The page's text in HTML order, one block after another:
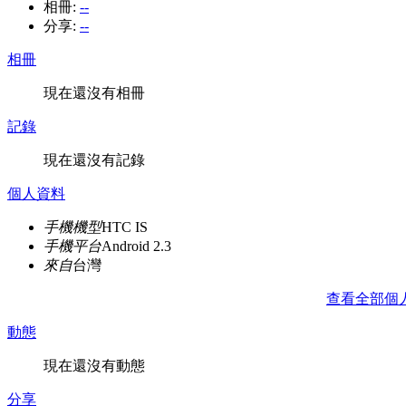
相冊: --
分享: --
相冊
現在還沒有相冊
記錄
現在還沒有記錄
個人資料
手機機型HTC IS
手機平台Android 2.3
來自台灣
查看全部個
動態
現在還沒有動態
分享